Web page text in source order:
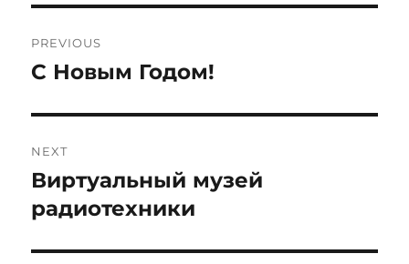
navigation
PREVIOUS
Previous
С Новым Годом!
NEXT
Next
post:
Виртуальный музей
радиотехники